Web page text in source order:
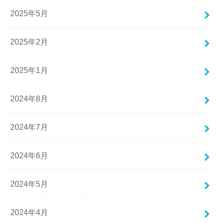
2025年5月
2025年2月
2025年1月
2024年8月
2024年7月
2024年6月
2024年5月
2024年4月